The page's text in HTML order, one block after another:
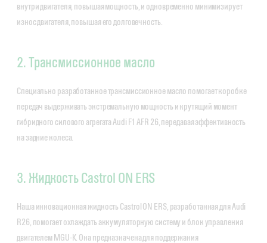
внутри двигателя, повышая мощность, и одновременно минимизирует
износ двигателя, повышая его долговечность.
2. Трансмиссионное масло
Специально разработанное трансмиссионное масло помогает коробке
передач выдерживать экстремальную мощность и крутящий момент
гибридного силового агрегата Audi F1 AFR 26, передавая эффективность
на задние колеса.
3. Жидкость Castrol ON ERS
Наша инновационная жидкость Castrol ON ERS, разработанная для Audi
R26, помогает охлаждать аккумуляторную систему и блок управления
двигателем MGU-K. Она предназначена для поддержания